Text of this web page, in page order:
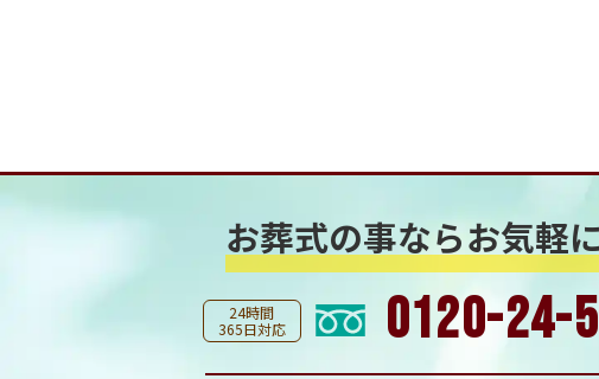
お葬式の事ならお気軽
24時間
365日対応
0120-24-